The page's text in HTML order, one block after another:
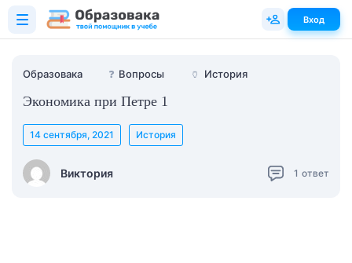
Образовака ❓ Вопросы 🏺 История
Экономика при Петре 1
Виктория
14 сентября, 2021 История
1 ответ
Вход